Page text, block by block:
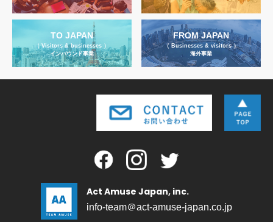
TO JAPAN
（ Visitors & businesses ）
インバウンド事業
FROM JAPAN
（ Businesses & visitors ）
海外事業
Act Amuse Japan, inc.
info-team＠act-amuse-japan.co.jp